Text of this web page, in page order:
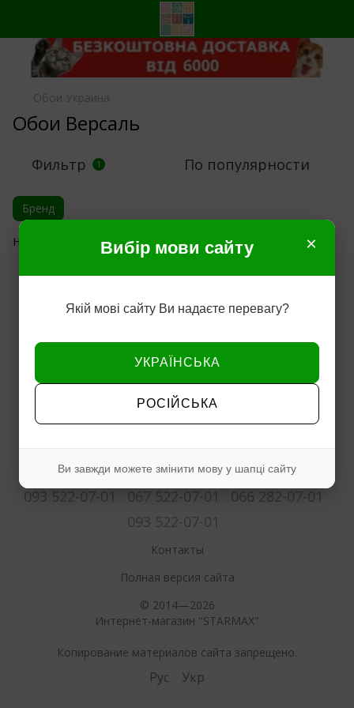
Обои Украина
Обои Версаль
Фильтр 1 По популярности
Бренд
Нет товаров
093 522-07-01 067 522-07-01
066 282-07-01
093 522-07-01
Контакты
Полная версия сайта
© 2014—2026
Интернет-магазин "STARMAX"
Копирование материалов сайта запрещено.
Рус Укр
Вибір мови сайту ×
Якій мові сайту Ви надаєте перевагу?
УКРАЇНСЬКА
РОСІЙСЬКА
Ви завжди можете змінити мову у шапці сайту